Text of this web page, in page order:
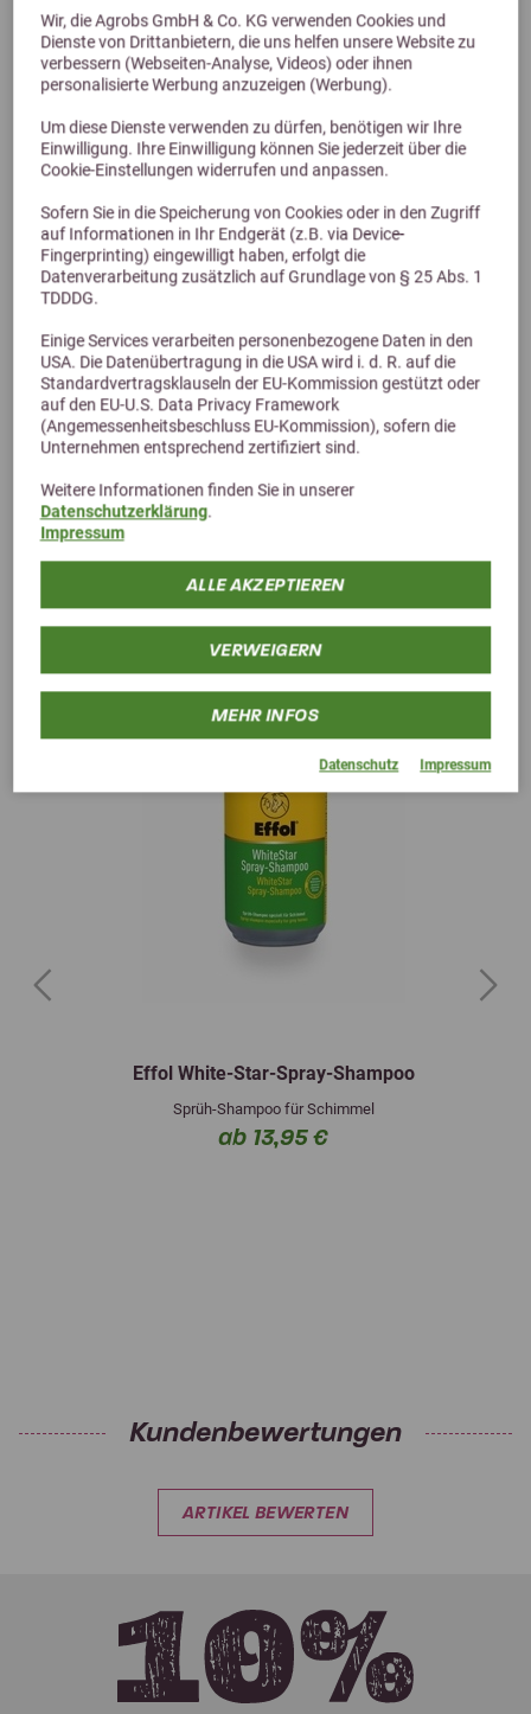
Wir, die Agrobs GmbH & Co. KG verwenden Cookies und
Dienste von Drittanbietern, die uns helfen unsere Website zu
verbessern (Webseiten-Analyse, Videos) oder ihnen
personalisierte Werbung anzuzeigen (Werbung).
Um diese Dienste verwenden zu dürfen, benötigen wir Ihre
Einwilligung. Ihre Einwilligung können Sie jederzeit über die
Cookie-Einstellungen widerrufen und anpassen.
Sofern Sie in die Speicherung von Cookies oder in den Zugriff
auf Informationen in Ihr Endgerät (z.B. via Device-
Fingerprinting) eingewilligt haben, erfolgt die
Datenverarbeitung zusätzlich auf Grundlage von § 25 Abs. 1
TDDDG.
Einige Services verarbeiten personenbezogene Daten in den
USA. Die Datenübertragung in die USA wird i. d. R. auf die
Standardvertragsklauseln der EU-Kommission gestützt oder
auf den EU-U.S. Data Privacy Framework
(Angemessenheitsbeschluss EU-Kommission), sofern die
Unternehmen entsprechend zertifiziert sind.
Weitere Informationen finden Sie in unserer
Datenschutzerklärung.
Impressum
ALLE AKZEPTIEREN
VERWEIGERN
MEHR INFOS
Datenschutz Impressum
ZEDAN® Natürlicher Mähnenglanz 500 ml
20,95 € 15,71 €
Previous
Alternative Produkte
Effol White-Star-Spray-Shampoo
Sprüh-Shampoo für Schimmel
ab 13,95 €
Previous Next
Kundenbewertungen
ARTIKEL BEWERTEN